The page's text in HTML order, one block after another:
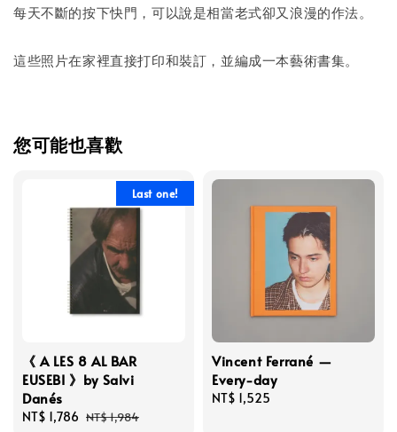
每天不斷的按下快門，可以說是相當老式卻又浪漫的作法。
這些照片在家裡直接打印和裝訂，並編成一本藝術書集。
您可能也喜歡
Last one!
《 A LES 8 AL BAR
EUSEBI 》by Salvi
Danés
Sale
NT$ 1,786 Regular
NT$ 1,984
Vincent Ferrané —
Every-day
Regular
NT$ 1,525